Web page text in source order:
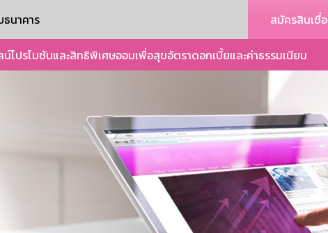
ธนาคาร สมัครสินเชื่อ
น์โปรโมชันและสิทธิพิเศษออมเพื่อสุขอัตราดอกเบี้ยและค่าธรรมเนียม